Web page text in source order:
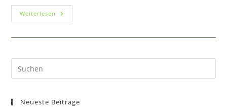
Weiterlesen Kinderschützenfest
2022
Neueste Beiträge